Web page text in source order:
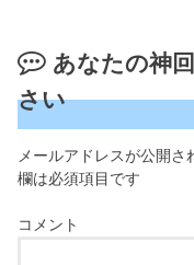
あなたの神
さい
メールアドレスが公開さ
欄は必須項目です
コメント